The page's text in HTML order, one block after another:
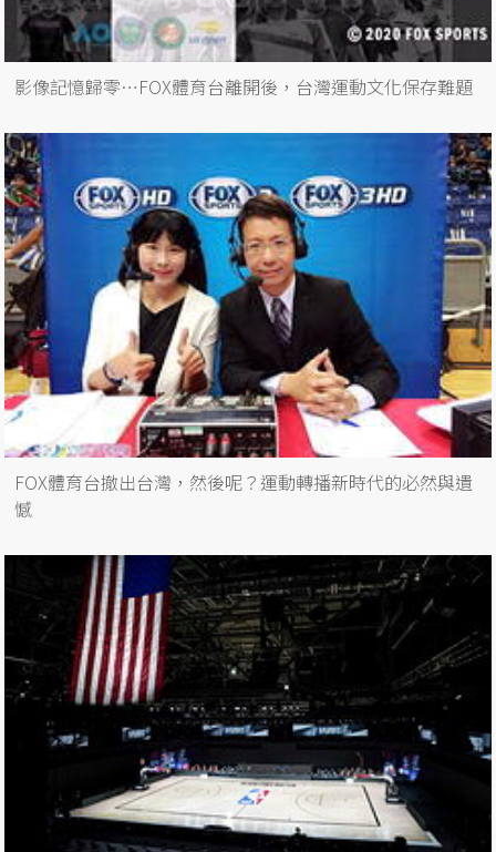
影像記憶歸零…FOX體育台離開後，台灣運動文化保存難題
FOX體育台撤出台灣，然後呢？運動轉播新時代的必然與遺
憾